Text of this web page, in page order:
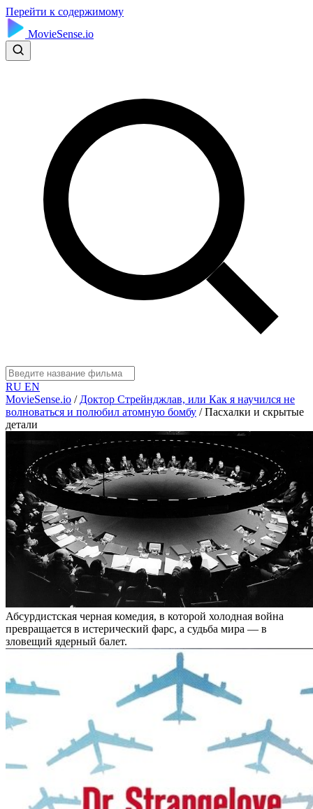
Перейти к содержимому
MovieSense.io
RU EN
MovieSense.io / Доктор Стрейнджлав, или Как я научился не
волноваться и полюбил атомную бомбу / Пасхалки и скрытые
детали
Абсурдистская черная комедия, в которой холодная война
превращается в истерический фарс, а судьба мира — в
зловещий ядерный балет.